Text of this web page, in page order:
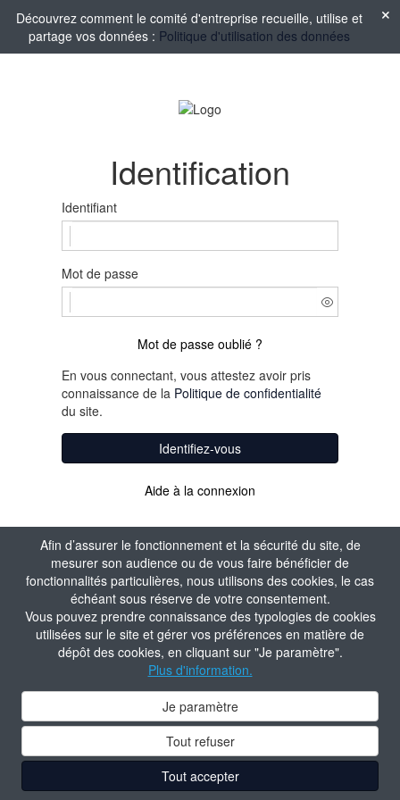
Afin d’assurer le fonctionnement et la sécurité du site, de
mesurer son audience ou de vous faire bénéficier de
fonctionnalités particulières, nous utilisons des cookies, le cas
échéant sous réserve de votre consentement.
Vous pouvez prendre connaissance des typologies de cookies
utilisées sur le site et gérer vos préférences en matière de
dépôt des cookies, en cliquant sur "Je paramètre".
Plus d'information.
Je paramètre
Tout refuser
Tout accepter
Découvrez comment le comité d'entreprise recueille, utilise et
partage vos données : Politique d'utilisation des données
Identification
Identifiant
Mot de passe
Mot de passe oublié ?
En vous connectant, vous attestez avoir pris
connaissance de la Politique de confidentialité
du site.
Identifiez-vous
Aide à la connexion